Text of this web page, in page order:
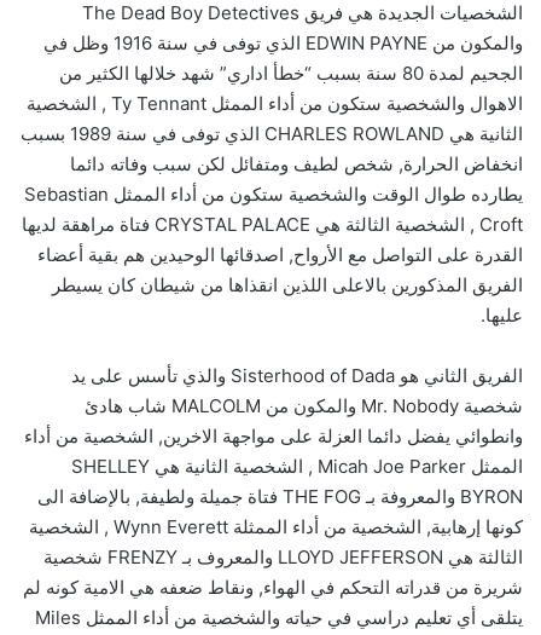
الشخصيات الجديدة هي فريق The Dead Boy Detectives
والمكون من EDWIN PAYNE الذي توفى في سنة 1916 وظل في
الجحيم لمدة 80 سنة بسبب “خطأ اداري” شهد خلالها الكثير من
الاهوال والشخصية ستكون من أداء الممثل Ty Tennant , الشخصية
الثانية هي CHARLES ROWLAND الذي توفى في سنة 1989 بسبب
انخفاض الحرارة, شخص لطيف ومتفائل لكن سبب وفاته دائما
يطارده طوال الوقت والشخصية ستكون من أداء الممثل Sebastian
Croft , الشخصية الثالثة هي CRYSTAL PALACE فتاة مراهقة لديها
القدرة على التواصل مع الأرواح, اصدقائها الوحيدين هم بقية أعضاء
الفريق المذكورين بالاعلى اللذين انقذاها من شيطان كان يسيطر
عليها.
الفريق الثاني هو Sisterhood of Dada والذي تأسس على يد
شخصية Mr. Nobody والمكون من MALCOLM شاب هادئ
وانطوائي يفضل دائما العزلة على مواجهة الاخرين, الشخصية من أداء
الممثل Micah Joe Parker , الشخصية الثانية هي SHELLEY
BYRON والمعروفة بـ THE FOG فتاة جميلة ولطيفة, بالإضافة الى
كونها إرهابية, الشخصية من أداء الممثلة Wynn Everett , الشخصية
الثالثة هي LLOYD JEFFERSON والمعروف بـ FRENZY شخصية
شريرة من قدراته التحكم في الهواء, ونقاط ضعفه هي الامية كونه لم
يتلقى أي تعليم دراسي في حياته والشخصية من أداء الممثل Miles